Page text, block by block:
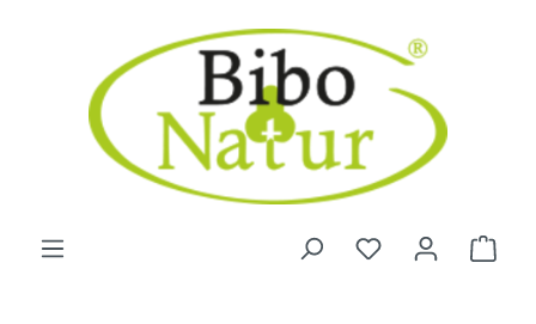
Zum Hauptinhalt springen